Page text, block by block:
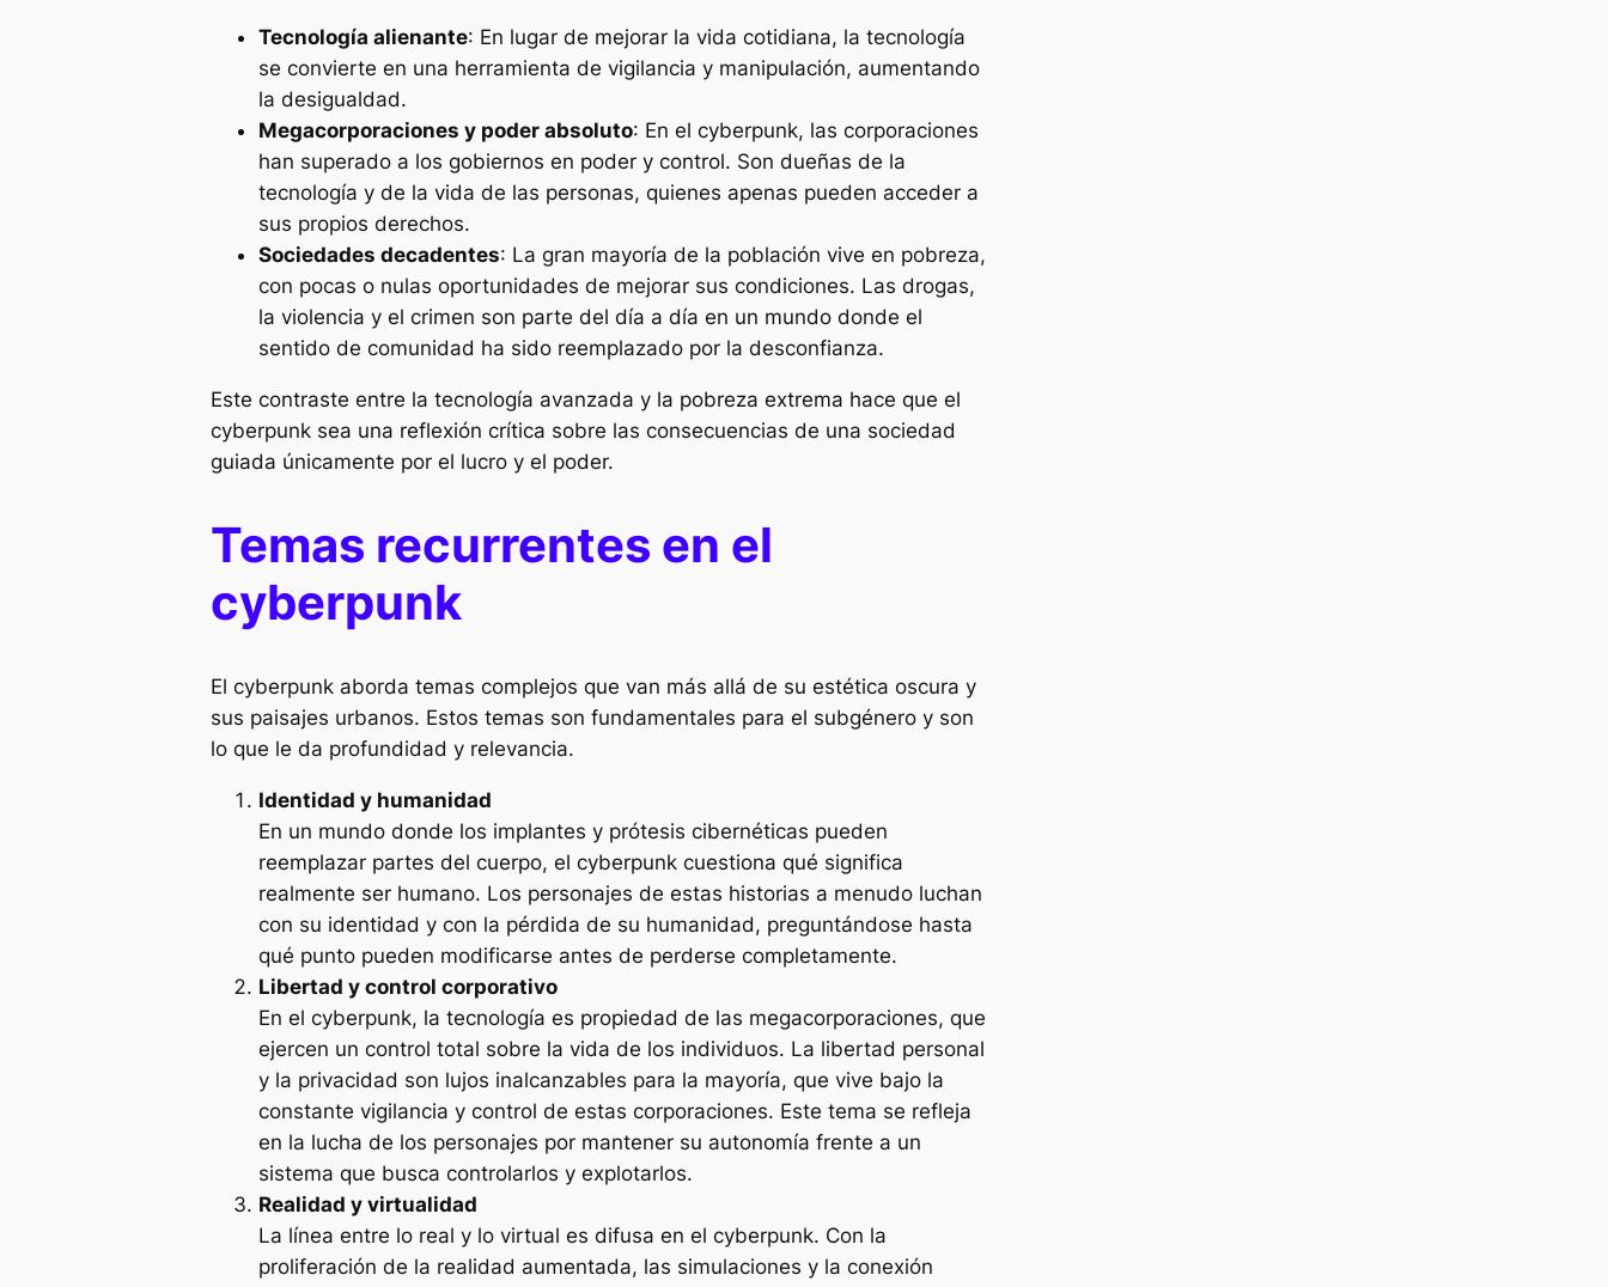
Tecnología alienante: En lugar de mejorar la vida cotidiana, la tecnología
se convierte en una herramienta de vigilancia y manipulación, aumentando
la desigualdad.
Megacorporaciones y poder absoluto: En el cyberpunk, las corporaciones
han superado a los gobiernos en poder y control. Son dueñas de la
tecnología y de la vida de las personas, quienes apenas pueden acceder a
sus propios derechos.
Sociedades decadentes: La gran mayoría de la población vive en pobreza,
con pocas o nulas oportunidades de mejorar sus condiciones. Las drogas,
la violencia y el crimen son parte del día a día en un mundo donde el
sentido de comunidad ha sido reemplazado por la desconfianza.
Este contraste entre la tecnología avanzada y la pobreza extrema hace que el
cyberpunk sea una reflexión crítica sobre las consecuencias de una sociedad
guiada únicamente por el lucro y el poder.
Temas recurrentes en el
cyberpunk
El cyberpunk aborda temas complejos que van más allá de su estética oscura y
sus paisajes urbanos. Estos temas son fundamentales para el subgénero y son
lo que le da profundidad y relevancia.
Identidad y humanidad
En un mundo donde los implantes y prótesis cibernéticas pueden
reemplazar partes del cuerpo, el cyberpunk cuestiona qué significa
realmente ser humano. Los personajes de estas historias a menudo luchan
con su identidad y con la pérdida de su humanidad, preguntándose hasta
qué punto pueden modificarse antes de perderse completamente.
Libertad y control corporativo
En el cyberpunk, la tecnología es propiedad de las megacorporaciones, que
ejercen un control total sobre la vida de los individuos. La libertad personal
y la privacidad son lujos inalcanzables para la mayoría, que vive bajo la
constante vigilancia y control de estas corporaciones. Este tema se refleja
en la lucha de los personajes por mantener su autonomía frente a un
sistema que busca controlarlos y explotarlos.
Realidad y virtualidad
La línea entre lo real y lo virtual es difusa en el cyberpunk. Con la
proliferación de la realidad aumentada, las simulaciones y la conexión